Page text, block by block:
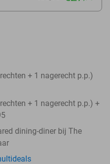
+ 1 nagerecht p.p.)
+ 1 nagerecht p.p.) +
dining-diner bij The